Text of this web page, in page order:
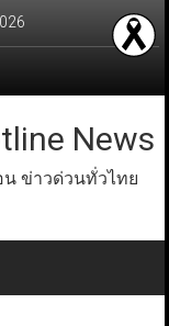
News
น ข่าวด่วนทั่วไทย